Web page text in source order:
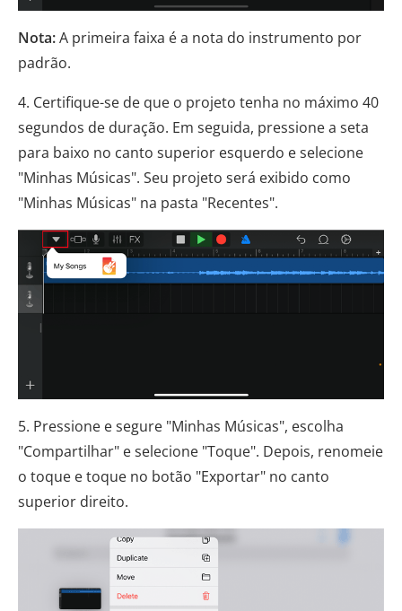
Nota:A primeira faixa é a nota do instrumento por
padrão.
4. Certifique-se de que o projeto tenha no máximo 40
segundos de duração. Em seguida, pressione a seta
para baixo no canto superior esquerdo e selecione
"Minhas Músicas". Seu projeto será exibido como
"Minhas Músicas" na pasta "Recentes".
5. Pressione e segure "Minhas Músicas", escolha
"Compartilhar" e selecione "Toque". Depois, renomeie
o toque e toque no botão "Exportar" no canto
superior direito.